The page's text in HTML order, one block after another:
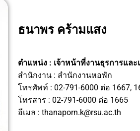
ธนาพร คร้ามแสง
ตำแหน่ง : เจ้าหน้าที่งานธุรการและ
สำนักงาน : สำนักงานหอพัก
โทรศัพท์ : 02-791-6000 ต่อ 1667,
โทรสาร : 02-791-6000 ต่อ 1665
อีเมล : thanaporn.k@rsu.ac.th